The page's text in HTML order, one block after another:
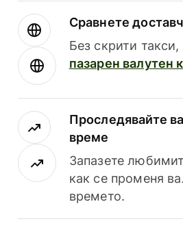
Сравнете
Без скрити
пазарен валутен
Проследявайте
време
Запазете
как се променя
времето.